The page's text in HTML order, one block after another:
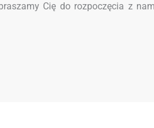
Cię do rozpoczęcia z